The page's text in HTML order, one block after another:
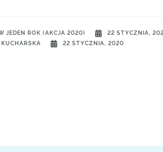
JEDEN ROK (AKCJA 2020)
22 STYCZNIA,
22 STYCZNIA, 2020